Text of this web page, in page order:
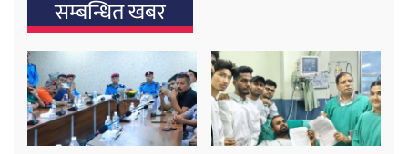
सम्बन्धित खबर